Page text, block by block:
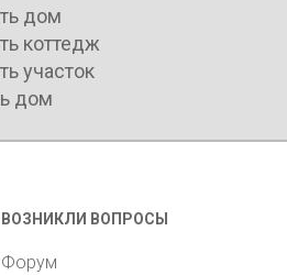
дом
коттедж
участок
дом
ВОЗНИКЛИ ВОПРОСЫ
Форум